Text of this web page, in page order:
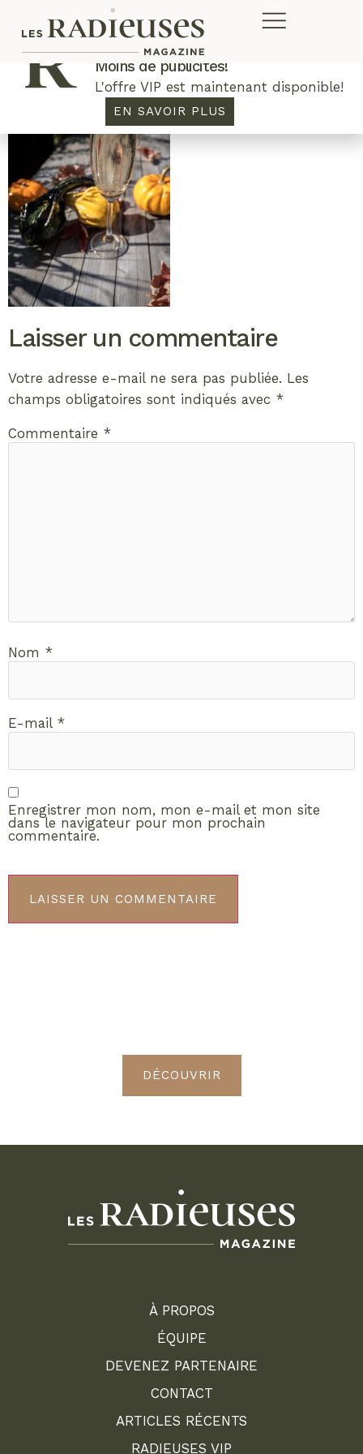
Laisser un commentaire
Votre adresse e-mail ne sera pas publiée. Les
champs obligatoires sont indiqués avec *
Commentaire *
Nom *
E-mail *
Enregistrer mon nom, mon e-mail et mon site
dans le navigateur pour mon prochain
commentaire.
DÉCOUVRIR
À PROPOS
ÉQUIPE
DEVENEZ PARTENAIRE
CONTACT
ARTICLES RÉCENTS
RADIEUSES VIP
Plus de concours. Plus de rabais.
Moins de publicités!
L'offre VIP est maintenant disponible!
EN SAVOIR PLUS